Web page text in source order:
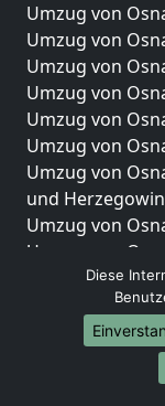
Umzug von
Umzug von
Umzug von
Umzug von
Umzug von
Umzug von
Umzug von
und
Umzug von
Umzug von
Umzug von
Umzug von
Umzug von
Umzug von
Umzug von
Diese